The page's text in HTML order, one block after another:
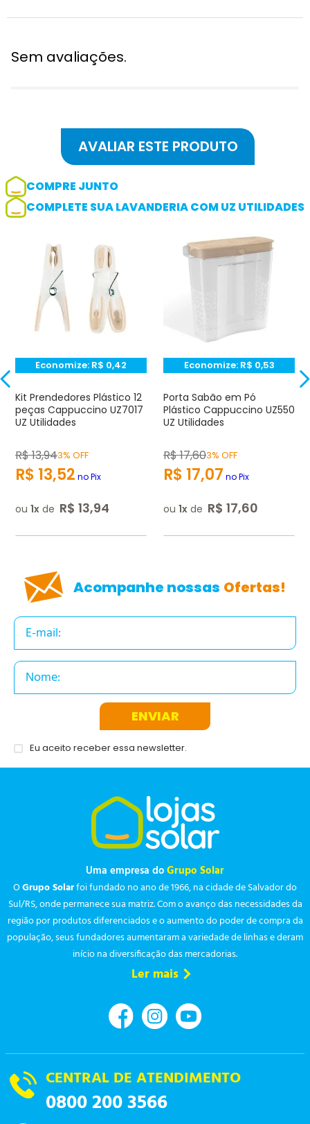
Adicionar avaliação
Avaliação
Avalie o produto de 1 até 5 estrelas
★ ★★ ☆☆
Endereço de e-mail
Escrever avaliação
Sem avaliações.
COMPRE JUNTO
COMPLETE SUA LAVANDERIA COM UZ UTILIDADES
Economize: R$ 0,42
Kit Prendedores Plástico 12
peças Cappuccino UZ7017
UZ Utilidades
R$13,943% OFF
R$ 13,52 no Pix
ou 1 de R$ 13,94
Economize: R$ 0,53
Porta Sabão em Pó
Plástico Cappuccino UZ550
UZ Utilidades
R$17,603% OFF
R$ 17,07 no Pix
ou 1 de R$ 17,60
Acompanhe nossas Ofertas!
ENVIAR
Eu aceito receber essa newsletter.
Uma empresa doGrupo Solar
OGrupo Solarfoi fundado no ano de 1966, na cidade de Salvador do
Sul/RS, onde permanece sua matriz. Com o avanço das necessidades da
região por produtos diferenciados e o aumento do poder de compra da
população, seus fundadores aumentaram a variedade de linhas e deram
início na diversificação das mercadorias.
Ler mais
CENTRAL DE ATENDIMENTO
0800 200 3566